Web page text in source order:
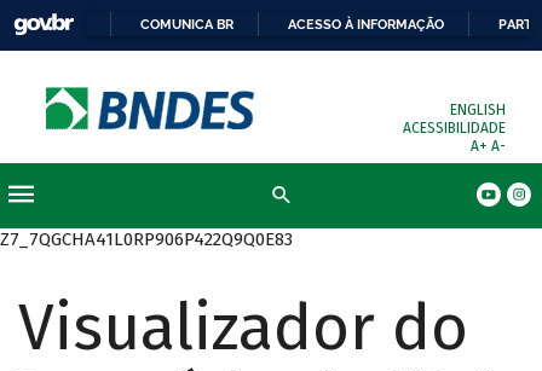
COMUNICA BR ACESSO À INFORMAÇÃO
ENGLISH
ACESSIBILIDADE
A+ A-
Z7_7QGCHA41L0RP906P422Q9Q0E83
Visualizador do